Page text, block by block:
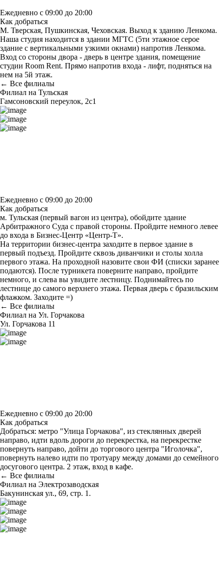
Ежедневно с 09:00 до 20:00
Как добраться
М. Тверская, Пушкинская, Чеховская. Выход к зданию Ленкома.
Наша студия находится в здании МГТС (5ти этажное серое
здание с вертикальными узкими окнами) напротив Ленкома.
Вход со стороны двора - дверь в центре здания, помещение
студии Room Rent. Прямо напротив входа - лифт, подняться на
нем на 5й этаж.
← Все филиалы
Филиал на Тульская
Гамсоновский переулок, 2с1
Ежедневно с 09:00 до 20:00
Как добраться
м. Тульская (первый вагон из центра), обойдите здание
Арбитражного Суда с правой стороны. Пройдите немного левее
до входа в Бизнес-Центр «Центр-Т».
На территории бизнес-центра заходите в первое здание в
первый подъезд. Пройдите сквозь диванчики и столы холла
первого этажа. На проходной назовите свои ФИ (списки заранее
подаются). После турникета поверните направо, пройдите
немного, и слева вы увидите лестницу. Поднимайтесь по
лестнице до самого верхнего этажа. Первая дверь с бразильским
флажком. Заходите =)
← Все филиалы
Филиал на Ул. Горчакова
Ул. Горчакова 11
Ежедневно с 09:00 до 20:00
Как добраться
Добраться: метро "Улица Горчакова", из стеклянных дверей
направо, идти вдоль дороги до перекрестка, на перекрестке
повернуть направо, дойти до торгового центра "Иголочка",
повернуть налево идти по тротуару между домами до семейного
досугового центра. 2 этаж, вход в кафе.
← Все филиалы
Филиал на Электрозаводская
Бакунинская ул., 69, стр. 1.